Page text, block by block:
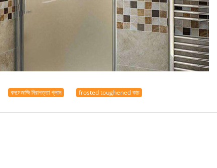
বদমেজাজি নিরাপত্তা গ্লাস frosted toughened কাচ